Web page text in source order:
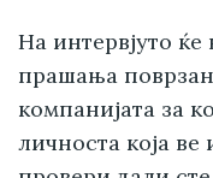
На интервјуто
прашања
компанијата за
личноста која ве